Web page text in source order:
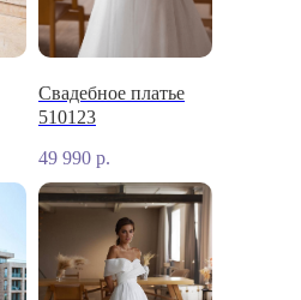
Свадебное платье
510123
49 990 р.